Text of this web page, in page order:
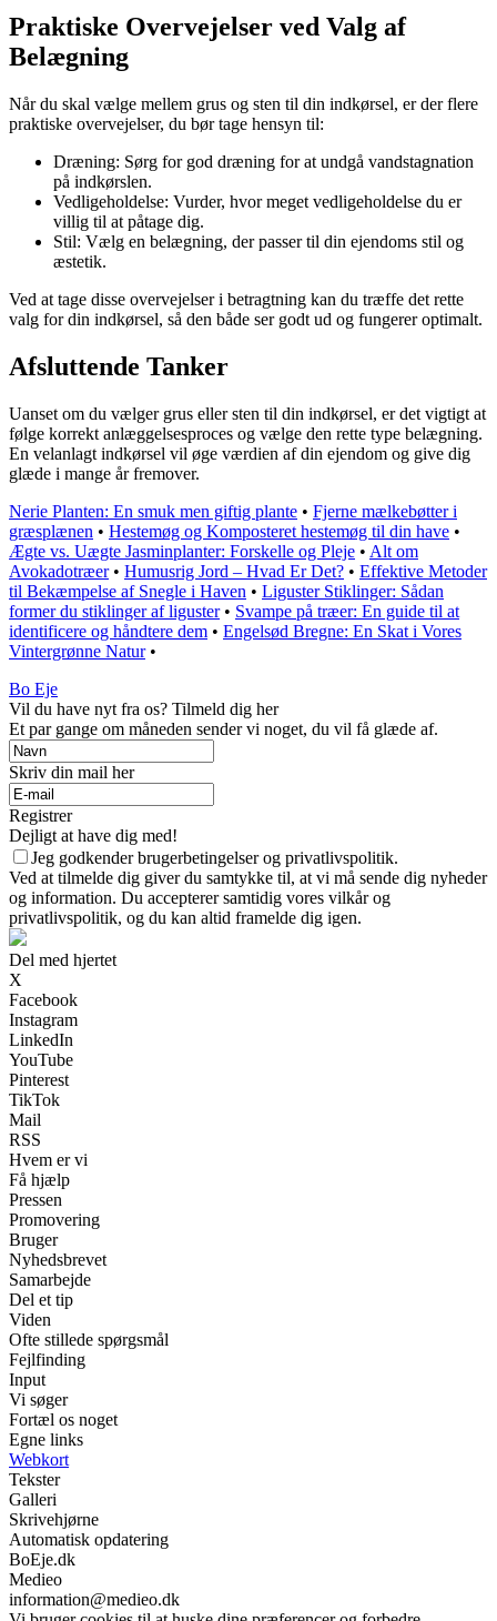
Praktiske Overvejelser ved Valg af
Belægning
Når du skal vælge mellem grus og sten til din indkørsel, er der flere
praktiske overvejelser, du bør tage hensyn til:
Dræning: Sørg for god dræning for at undgå vandstagnation
på indkørslen.
Vedligeholdelse: Vurder, hvor meget vedligeholdelse du er
villig til at påtage dig.
Stil: Vælg en belægning, der passer til din ejendoms stil og
æstetik.
Ved at tage disse overvejelser i betragtning kan du træffe det rette
valg for din indkørsel, så den både ser godt ud og fungerer optimalt.
Afsluttende Tanker
Uanset om du vælger grus eller sten til din indkørsel, er det vigtigt at
følge korrekt anlæggelsesproces og vælge den rette type belægning.
En velanlagt indkørsel vil øge værdien af din ejendom og give dig
glæde i mange år fremover.
Nerie Planten: En smuk men giftig plante • Fjerne mælkebøtter i
græsplænen • Hestemøg og Komposteret hestemøg til din have •
Ægte vs. Uægte Jasminplanter: Forskelle og Pleje • Alt om
Avokadotræer• Humusrig Jord – Hvad Er Det? • Effektive Metoder
til Bekæmpelse af Snegle i Haven • Liguster Stiklinger: Sådan
former du stiklinger af liguster• Svampe på træer: En guide til at
identificere og håndtere dem • Engelsød Bregne: En Skat i Vores
Vintergrønne Natur•
Bo Eje
Vil du have nyt fra os? Tilmeld dig her
Et par gange om måneden sender vi noget, du vil få glæde af.
Skriv din mail her
Registrer
Dejligt at have dig med!
Jeg godkender brugerbetingelser og privatlivspolitik.
Ved at tilmelde dig giver du samtykke til, at vi må sende dig nyheder
og information. Du accepterer samtidig vores vilkår og
privatlivspolitik, og du kan altid framelde dig igen.
Del med hjertet
X
Facebook
Instagram
LinkedIn
YouTube
Pinterest
TikTok
Mail
RSS
Hvem er vi
Få hjælp
Pressen
Promovering
Bruger
Nyhedsbrevet
Samarbejde
Del et tip
Viden
Ofte stillede spørgsmål
Fejlfinding
Input
Vi søger
Fortæl os noget
Egne links
Webkort
Tekster
Galleri
Skrivehjørne
Automatisk opdatering
BoEje.dk
Medieo
information@medieo.dk